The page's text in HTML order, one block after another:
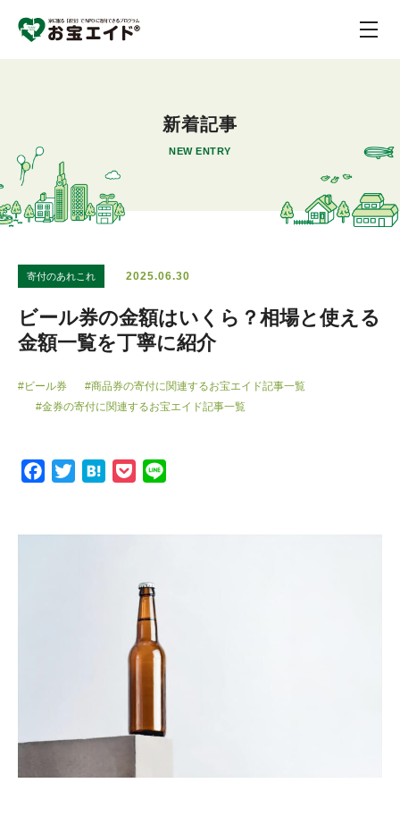
新着記事
NEW ENTRY
寄付のあれこれ 2025.06.30
ビール券の金額はいくら？相場と使える
金額一覧を丁寧に紹介
#ビール券
#商品券の寄付に関連するお宝エイド記事一覧
#金券の寄付に関連するお宝エイド記事一覧
t